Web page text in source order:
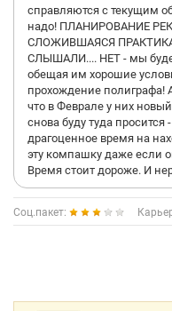
справляются с текущим
надо! ПЛАНИРОВАНИЕ
СЛОЖИВШАЯСЯ
СЛЫШАЛИ.... НЕТ - мы
обещая им хорошие
прохождение полиграфа!
что в Феврале у них
снова буду туда просится
драгоценное время на
эту компашку даже если
Время стоит дороже. И
Соц.пакет: